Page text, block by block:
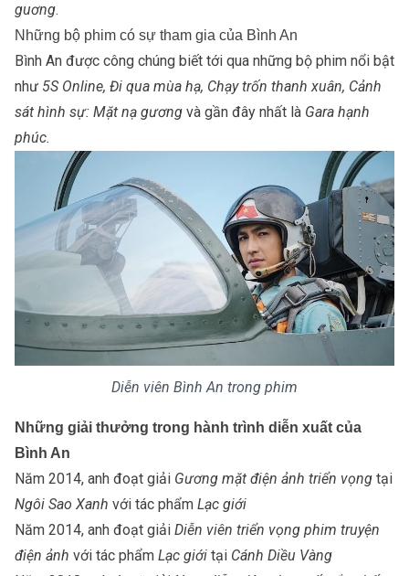
guơng.
Những bộ phim có sự tham gia của Bình An
Bình An được công chúng biết tới qua những bộ phim nổi bật
như 5S Online, Đi qua mùa hạ, Chạy trốn thanh xuân, Cảnh
sát hình sự: Mặt nạ gương và gần đây nhất là Gara hạnh
phúc.
Diễn viên Bình An trong phim
Những giải thưởng trong hành trình diễn xuất của
Bình An
Năm 2014, anh đoạt giải Gương mặt điện ảnh triển vọng tại
Ngôi Sao Xanh với tác phẩm Lạc giới
Năm 2014, anh đoạt giải Diễn viên triển vọng phim truyện
điện ảnh với tác phẩm Lạc giới tại Cánh Diều Vàng